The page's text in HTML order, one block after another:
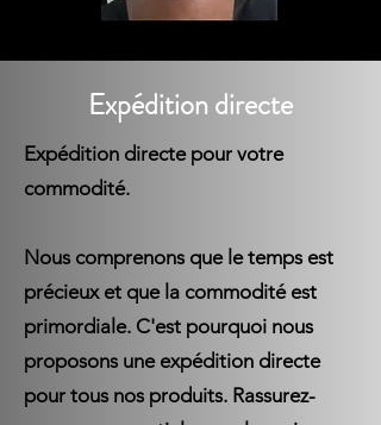
Expédition directe
Expédition directe pour votre
commodité.
Nous comprenons que le temps est
précieux et que la commodité est
primordiale. C'est pourquoi nous
proposons une expédition directe
pour tous nos produits. Rassurez-